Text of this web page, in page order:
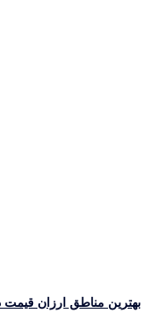
مناطق ارزان قیمت